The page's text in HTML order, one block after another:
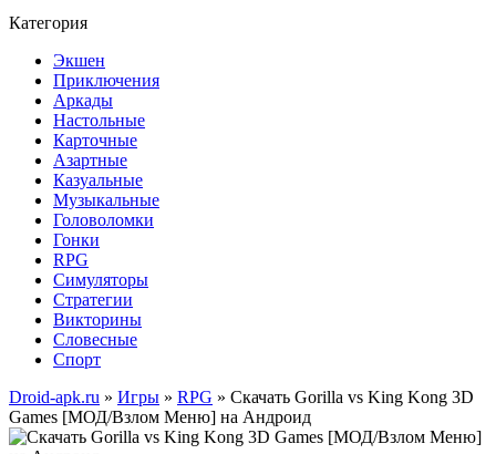
Категория
Экшен
Приключения
Аркады
Настольные
Карточные
Азартные
Казуальные
Музыкальные
Головоломки
Гонки
RPG
Симуляторы
Стратегии
Викторины
Словесные
Спорт
Droid-apk.ru » Игры » RPG » Скачать Gorilla vs King Kong 3D
Games [МОД/Взлом Меню] на Андроид